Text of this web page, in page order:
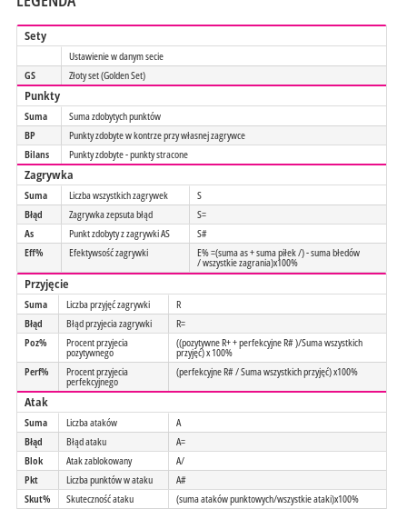
Sety
Ustawienie w danym secie
GS
Złoty set (Golden Set)
Punkty
Suma
Suma zdobytych punktów
BP
Punkty zdobyte w kontrze przy własnej zagrywce
Bilans
Punkty zdobyte - punkty stracone
Zagrywka
Suma Liczba wszystkich zagrywek
S
Błąd
Zagrywka zepsuta błąd
S=
As
Punkt zdobyty z zagrywki AS
S#
Eff%
Efektywsość zagrywki E% =(suma as + suma piłek /) - suma błedów
/ wszystkie zagrania)x100%
Przyjęcie
Suma Liczba przyjęć zagrywki
R
Błąd
Błąd przyjecia zagrywki
R=
Poz%
Procent przyjecia
pozytywnego
((pozytywne R+ + perfekcyjne R# )/Suma wszystkich
przyjęć) x 100%
Perf%
Procent przyjecia
perfekcyjnego
(perfekcyjne R# / Suma wszystkich przyjęć) x100%
Atak
Suma Liczba ataków
A
Błąd
Błąd ataku
A=
Blok
Atak zablokowany
A/
Pkt
Liczba punktów w ataku
A#
Skut%
Skuteczność ataku
(suma ataków punktowych/wszystkie ataki)x100%